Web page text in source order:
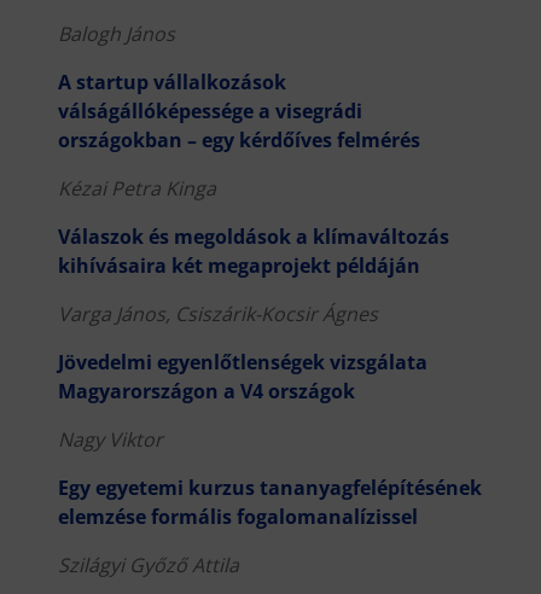
Balogh János
A startup vállalkozások
válságállóképessége a visegrádi
országokban – egy kérdőíves felmérés
Kézai Petra Kinga
Válaszok és megoldások a klímaváltozás
kihívásaira két megaprojekt példáján
Varga János, Csiszárik-Kocsir Ágnes
Jövedelmi egyenlőtlenségek vizsgálata
Magyarországon a V4 országok
Nagy Viktor
Egy egyetemi kurzus tananyagfelépítésének
elemzése formális fogalomanalízissel
Szilágyi Győző Attila